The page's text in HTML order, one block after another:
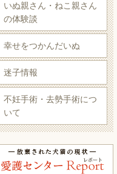
いぬ親さん・ねこ親さん
の体験談
幸せをつかんだいぬ
迷子情報
不妊手術・去勢手術につ
いて